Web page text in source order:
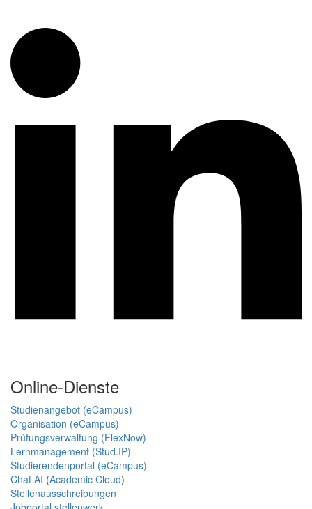
Online-Dienste
Studienangebot (eCampus)
Organisation (eCampus)
Prüfungsverwaltung (FlexNow)
Lernmanagement (Stud.IP)
Studierendenportal (eCampus)
Chat AI (Academic Cloud)
Stellenausschreibungen